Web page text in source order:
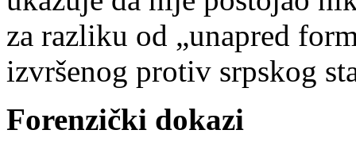
za razliku od „unapred
izvršenog protiv srpskog
Forenzički dokazi